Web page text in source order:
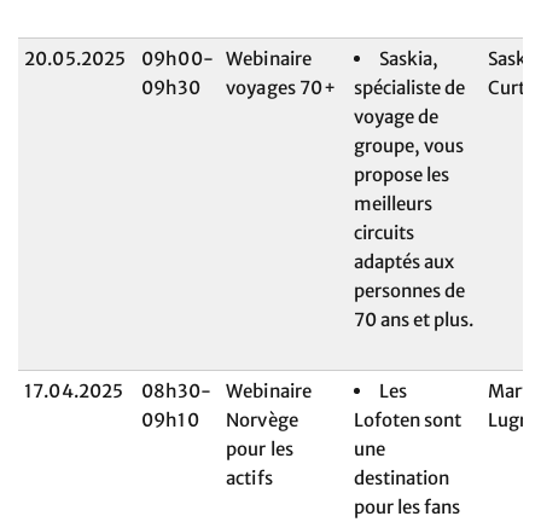
20.05.2025
09h00-
09h30
Webinaire
voyages 70+
Saskia,
spécialiste de
voyage de
groupe, vous
propose les
meilleurs
circuits
adaptés aux
personnes de
70 ans et plus.
Saskia
17.04.2025
08h30-
09h10
Webinaire
Norvège
pour les
actifs
Les
Lofoten sont
une
destination
pour les fans